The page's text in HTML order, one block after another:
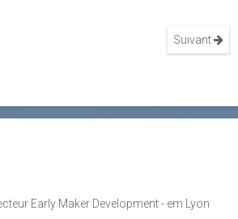
Suivant
Early Maker Development - em Lyon